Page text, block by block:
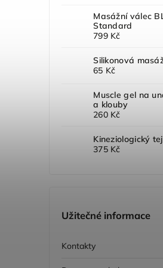
Masážní válec
Standard
799 Kč
Silikonová
65 Kč
Muscle gel na
a klouby
260 Kč
Kineziologický
375 Kč
Užitečné informace
Kontakty